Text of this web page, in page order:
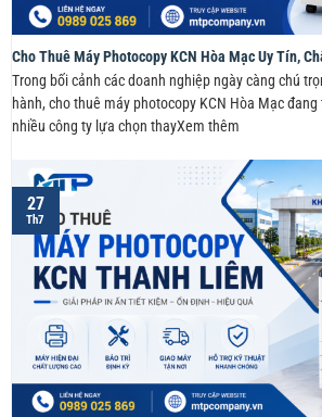
Cho Thuê Máy Photocopy KCN Hòa Mạc Uy Tín,
Trong bối cảnh các doanh nghiệp ngày càng chú
hành, cho thuê máy photocopy KCN Hòa Mạc
nhiều công ty lựa chọn thayXem thêm
27
Th7